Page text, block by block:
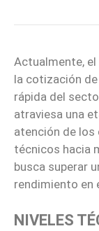
Actualmente,
la cotización
rápida del
atraviesa una
atención de los
técnicos hacia
busca superar
rendimiento en
NIVELES